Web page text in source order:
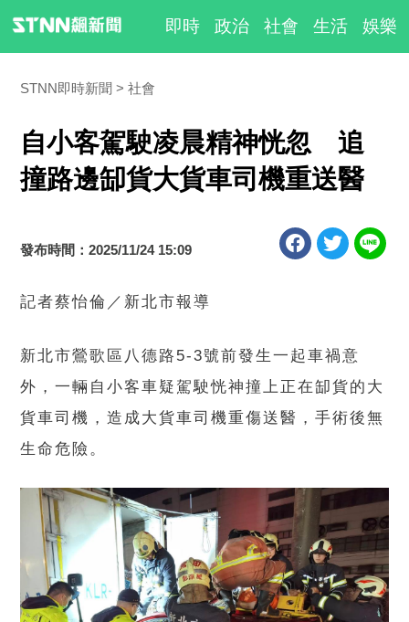
即時 政治 社會 生活 娛樂
STNN即時新聞 社會
自小客駕駛凌晨精神恍忽 追
撞路邊缷貨大貨車司機重送醫
發布時間：2025/11/24 15:09
記者蔡怡倫／新北市報導
新北市鶯歌區八德路5-3號前發生一起車禍意
外，一輛自小客車疑駕駛恍神撞上正在缷貨的大
貨車司機，造成大貨車司機重傷送醫，手術後無
生命危險。